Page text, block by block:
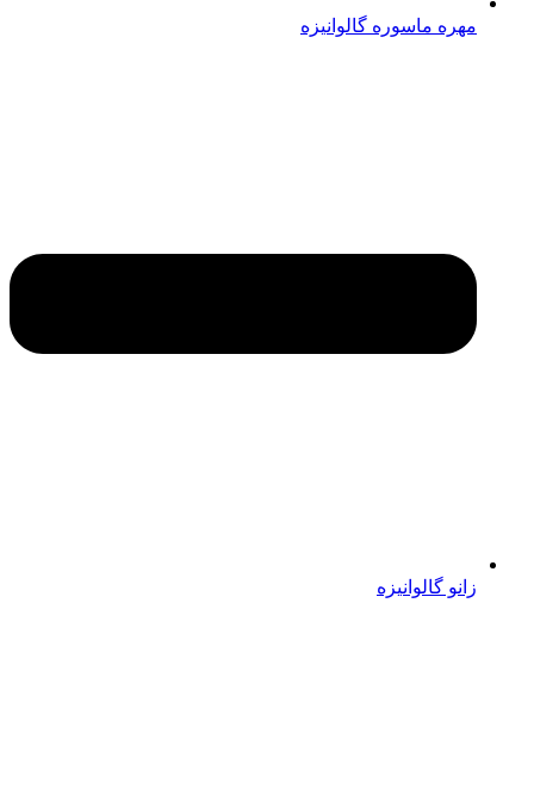
مهره ماسوره گالوانیزه
زانو گالوانیزه